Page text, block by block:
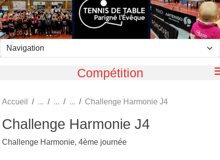
Compétition
Accueil Challenge Harmonie J4
Challenge Harmonie J4
Challenge Harmonie, 4ème journée
Panneau de gestion des cookies